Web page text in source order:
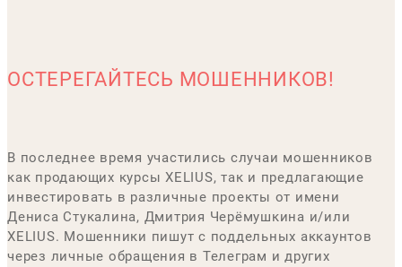
ОСТЕРЕГАЙТЕСЬ МОШЕННИКОВ!
В последнее время участились случаи мошенников
как продающих курсы XELIUS, так и предлагающие
инвестировать в различные проекты от имени
Дениса Стукалина, Дмитрия Черёмушкина и/или
XELIUS. Мошенники пишут с поддельных аккаунтов
через личные обращения в Телеграм и других